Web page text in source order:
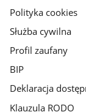
Polityka cookies
Służba cywilna
Profil zaufany
BIP
Deklaracja
Klauzula RODO